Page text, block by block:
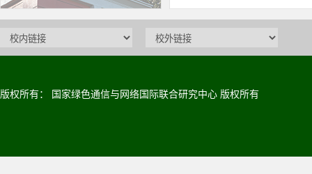
版权所有： 国家绿色通信与网络国际联合研究中心 版权所有